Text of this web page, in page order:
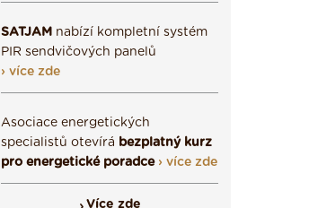
SATJAM nabízí kompletní systém
PIR sendvičových panelů
› více zde
Asociace energetických
specialistů otevírá bezplatný kurz
pro energetické poradce › více zde
Více zde